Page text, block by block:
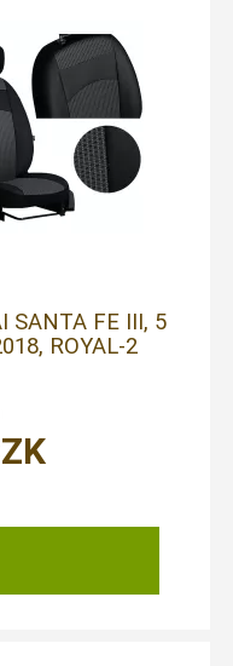
SANTA FE III, 5
ROYAL-2